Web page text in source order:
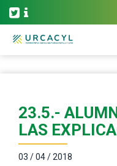
23.5.-
LAS
03 / 04 / 2018